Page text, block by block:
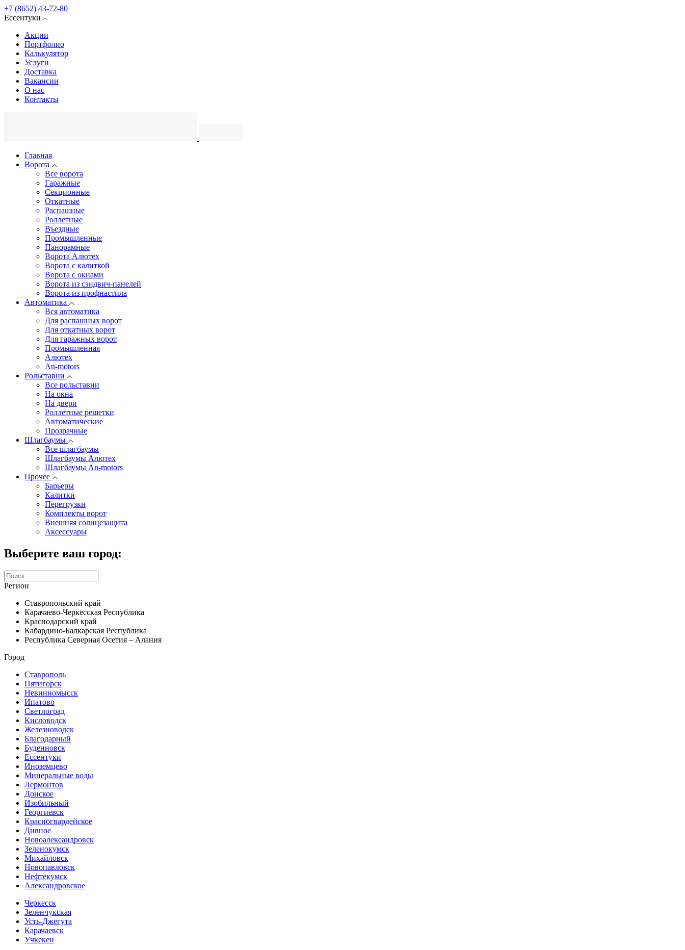
+7 (8652) 43-72-80
Ессентуки
Акции
Портфолио
Калькулятор
Услуги
Доставка
Вакансии
О нас
Контакты
Главная
Ворота
Все ворота
Гаражные
Секционные
Откатные
Распашные
Роллетные
Въездные
Промышленные
Панорамные
Ворота Алютех
Ворота с калиткой
Ворота c окнами
Ворота из сэндвич-панелей
Ворота из профнастила
Автоматика
Вся автоматика
Для распашных ворот
Для откатных ворот
Для гаражных ворот
Промышленная
Алютех
An-motors
Рольставни
Все рольставни
На окна
На двери
Роллетные решетки
Автоматические
Прозрачные
Шлагбаумы
Все шлагбаумы
Шлагбаумы Алютех
Шлагбаумы An-motors
Прочее
Барьеры
Калитки
Перегрузки
Комплекты ворот
Внешняя солнцезащита
Аксессуары
Выберите ваш город:
Регион
Ставропольский край
Карачаево-Черкесская Республика
Краснодарский край
Кабардино-Балкарская Республика
Республика Северная Осетия – Алания
Город
Ставрополь
Пятигорск
Невинномысск
Ипатово
Светлоград
Кисловодск
Железноводск
Благодарный
Буденновск
Ессентуки
Иноземцево
Минеральные воды
Лермонтов
Донское
Изобильный
Георгиевск
Красногвардейское
Дивное
Новоалександровск
Зеленокумск
Михайловск
Новопавловск
Нефтекумск
Александровское
Черкесск
Зеленчукская
Усть-Джегута
Карачаевск
Учкекен